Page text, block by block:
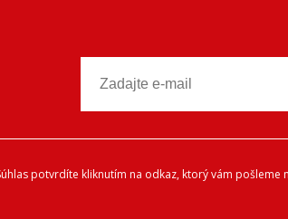
potvrdíte kliknutím na odkaz, ktorý vám pošleme